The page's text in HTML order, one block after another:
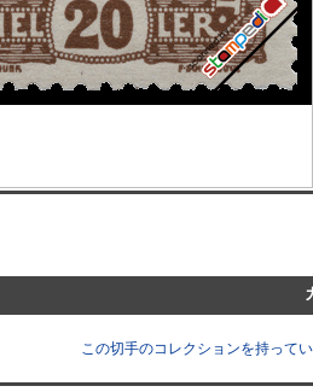
この切手のコレクションを持って